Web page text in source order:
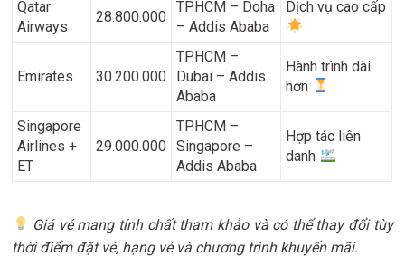
Qatar
Airways
28.800.000
TP.HCM – Doha
– Addis Ababa
Dịch vụ cao cấp
Emirates 30.200.000
TP.HCM –
Dubai – Addis
Ababa
Hành trình dài
hơn
Singapore
Airlines +
ET
29.000.000
TP.HCM –
Singapore –
Addis Ababa
Hợp tác liên
danh
Giá vé mang tính chất tham khảo và có thể thay đổi tùy
thời điểm đặt vé, hạng vé và chương trình khuyến mãi.